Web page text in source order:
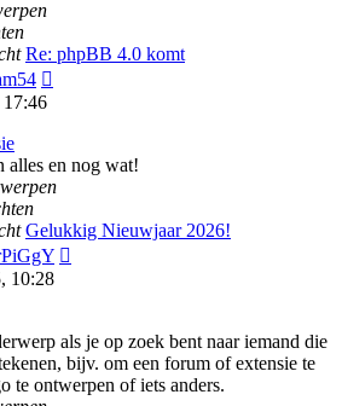
Re: phpBB 4.0 komt
alles en nog wat!
Gelukkig Nieuwjaar 2026!
10:28
als je op zoek bent naar iemand die
bijv. om een forum of extensie te
te ontwerpen of iets anders.